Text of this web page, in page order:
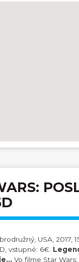
USA, 2017,
vstupné: 6€.
Vo filme Star